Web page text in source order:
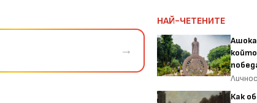
→
НАЙ-ЧЕТЕНИТЕ
Как